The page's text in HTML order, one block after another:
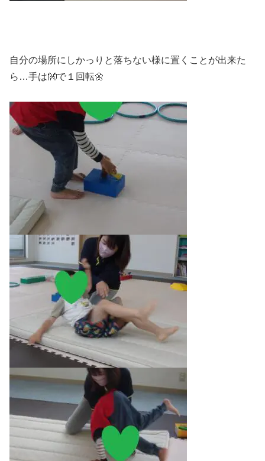
自分の場所にしかっりと落ちない様に置くことが出来た
ら…手は👐で１回転🌼